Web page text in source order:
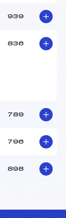
939
836
789
796
898